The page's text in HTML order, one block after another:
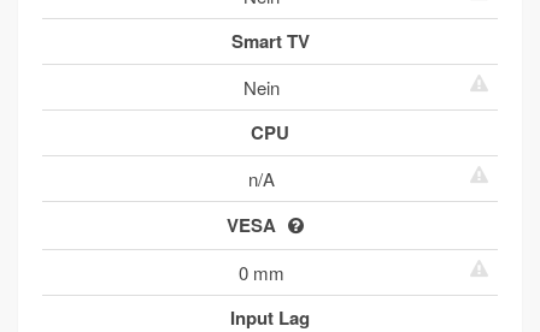
Smart TV
Nein
CPU
n/A
VESA
0 mm
Input Lag